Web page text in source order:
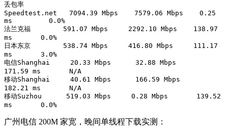
丢包率
Speedtest.net   7094.39 Mbps    7579.06 Mbps    0.25
ms         0.0%
法兰克福        591.07 Mbps     2292.10 Mbps    138.97
ms       0.0%
日本东京        538.74 Mbps     416.80 Mbps     111.17
ms       3.0%
电信Shanghai     20.33 Mbps      32.88 Mbps
171.59 ms       N/A
移动Shanghai     40.61 Mbps      166.59 Mbps
182.21 ms       N/A
移动Suzhou      519.03 Mbps     0.28 Mbps       139.52
ms       0.0%
广州电信 200M 家宽，晚间单线程下载实测：